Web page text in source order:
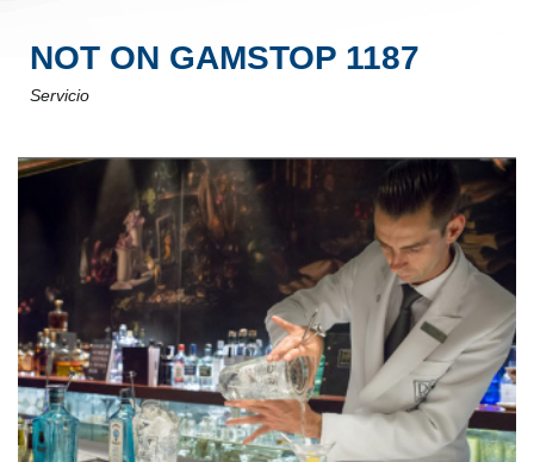
NOT ON GAMSTOP 1187
Servicio